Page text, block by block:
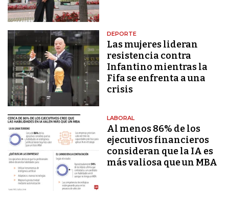
DEPORTE
Las mujeres lideran
resistencia contra
Infantino mientras la
Fifa se enfrenta a una
crisis
LABORAL
Al menos 86% de los
ejecutivos financieros
consideran que la IA es
más valiosa que un MBA